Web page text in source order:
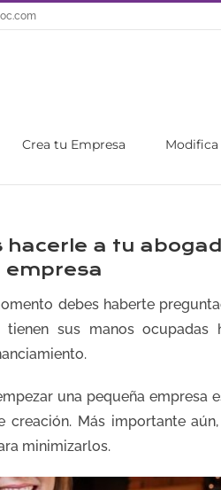
Crea tu Empresa
hacerle a tu
empresa
debes haberte
sus manos ocupadas
una pequeña empresa
creación. Más importante
minimizarlos.